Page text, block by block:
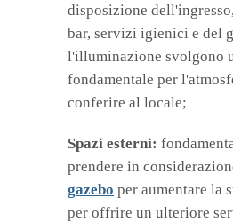
disposizione
bar, servizi igienici e del
l'illuminazione svolgono
fondamentale per
conferire al locale;
Spazi esterni:
prendere in
gazebo per aumentare la
per offrire un ulteriore